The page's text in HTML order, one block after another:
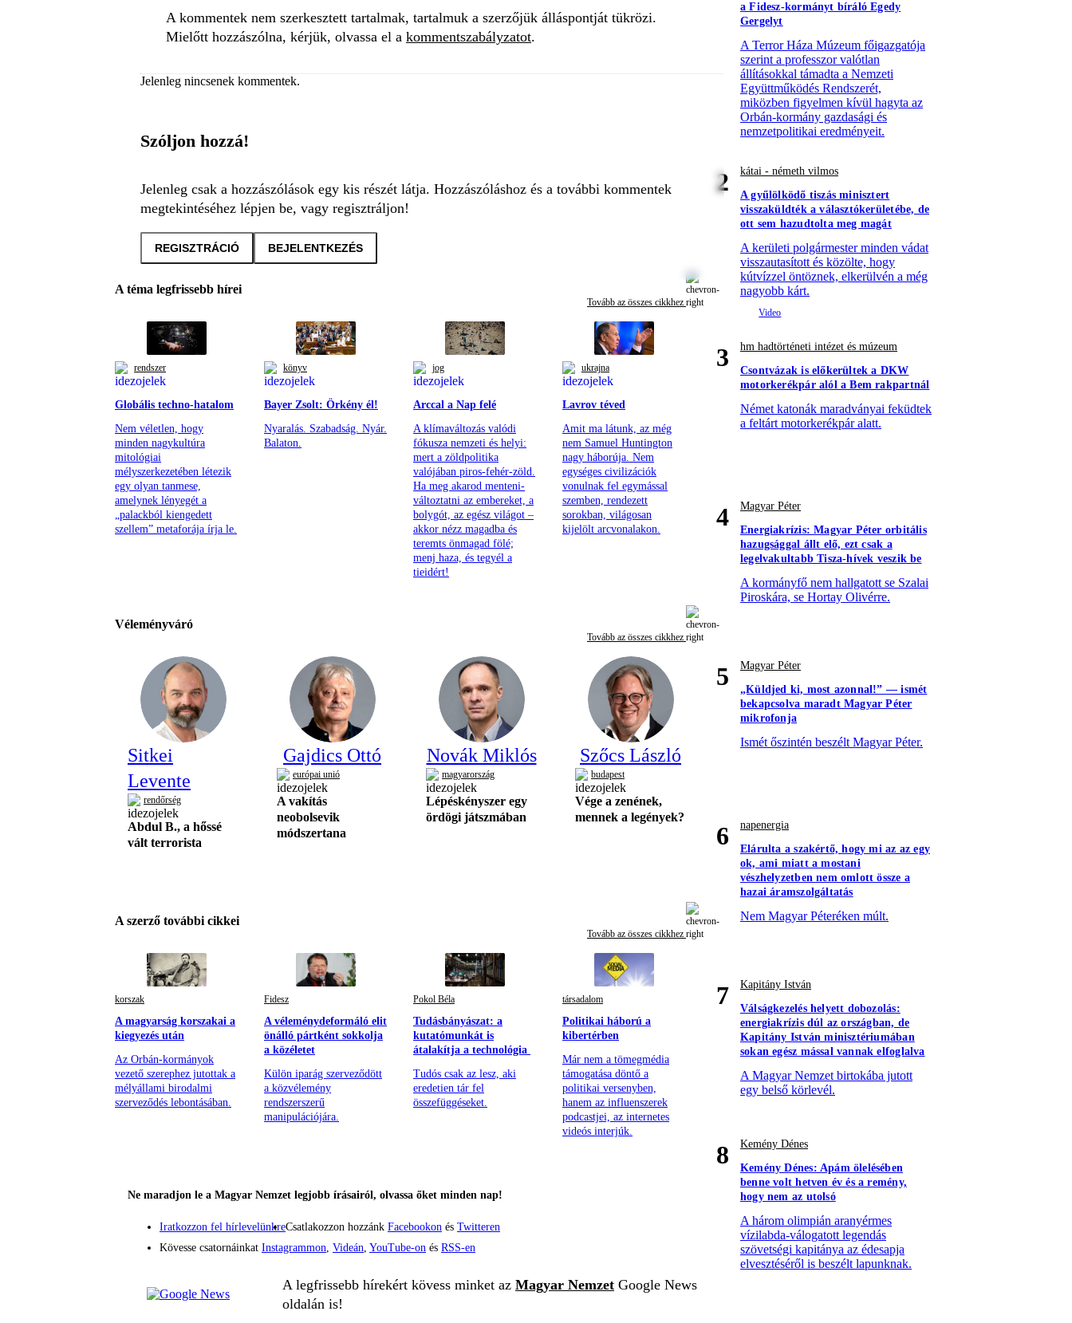
A kommentek nem szerkesztett tartalmak, tartalmuk a szerzőjük álláspontját tükrözi.
Mielőtt hozzászólna, kérjük, olvassa el a kommentszabályzatot.
Jelenleg nincsenek kommentek.
Szóljon hozzá!
Jelenleg csak a hozzászólások egy kis részét látja. Hozzászóláshoz és a további kommentek
megtekintéséhez lépjen be, vagy regisztráljon!
REGISZTRÁCIÓ BEJELENTKEZÉS
A téma legfrissebb hírei
Tovább az összes cikkhez
rendszer
Globális techno-hatalom
Nem véletlen, hogy
minden nagykultúra
mitológiai
mélyszerkezetében létezik
egy olyan tanmese,
amelynek lényegét a
„palackból kiengedett
szellem” metaforája írja le.
könyv
Bayer Zsolt: Örkény él!
Nyaralás. Szabadság. Nyár.
Balaton.
jog
Arccal a Nap felé
A klímaváltozás valódi
fókusza nemzeti és helyi:
mert a zöldpolitika
valójában piros-fehér-zöld.
Ha meg akarod menteni-
változtatni az embereket, a
bolygót, az egész világot –
akkor nézz magadba és
teremts önmagad fölé;
menj haza, és tegyél a
tieidért!
ukrajna
Lavrov téved
Amit ma látunk, az még
nem Samuel Huntington
nagy háborúja. Nem
egységes civilizációk
vonulnak fel egymással
szemben, rendezett
sorokban, világosan
kijelölt arcvonalakon.
Véleményváró
Tovább az összes cikkhez
Sitkei
Levente
rendőrség
Abdul B., a hőssé
vált terrorista
Gajdics Ottó
európai unió
A vakítás
neobolsevik
módszertana
Novák Miklós
magyarország
Lépéskényszer egy
ördögi játszmában
Szőcs László
budapest
Vége a zenének,
mennek a legények?
A szerző további cikkei
Tovább az összes cikkhez
korszak
A magyarság korszakai a
kiegyezés után
Az Orbán-kormányok
vezető szerephez jutottak a
mélyállami birodalmi
szerveződés lebontásában.
Fidesz
A véleménydeformáló elit
önálló pártként sokkolja
a közéletet
Külön iparág szerveződött
a közvélemény
rendszerszerű
manipulációjára.
Pokol Béla
Tudásbányászat: a
kutatómunkát is
átalakítja a technológia
Tudós csak az lesz, aki
eredetien tár fel
összefüggéseket.
társadalom
Politikai háború a
kibertérben
Már nem a tömegmédia
támogatása döntő a
politikai versenyben,
hanem az influenszerek
podcastjei, az internetes
videós interjúk.
Ne maradjon le a Magyar Nemzet legjobb írásairól, olvassa őket minden nap!
Iratkozzon fel hírlevelünkreCsatlakozzon hozzánk Facebookon és Twitteren
Kövesse csatornáinkat Instagrammon, Videán, YouTube-on és RSS-en
A legfrissebb hírekért kövess minket az Magyar Nemzet Google News
oldalán is!
a Fidesz-kormányt bíráló Egedy
Gergelyt
A Terror Háza Múzeum főigazgatója
szerint a professzor valótlan
állításokkal támadta a Nemzeti
Együttműködés Rendszerét,
miközben figyelmen kívül hagyta az
Orbán-kormány gazdasági és
nemzetpolitikai eredményeit.
2
kátai - németh vilmos
A gyűlölködő tiszás minisztert
visszaküldték a választókerületébe, de
ott sem hazudtolta meg magát
A kerületi polgármester minden vádat
visszautasított és közölte, hogy
kútvízzel öntöznek, elkerülvén a még
nagyobb kárt.
3
hm hadtörténeti intézet és múzeum
Csontvázak is előkerültek a DKW
motorkerékpár alól a Bem rakpartnál
Német katonák maradványai feküdtek
a feltárt motorkerékpár alatt.
4
Magyar Péter
Energiakrízis: Magyar Péter orbitális
hazugsággal állt elő, ezt csak a
legelvakultabb Tisza-hívek veszik be
A kormányfő nem hallgatott se Szalai
Piroskára, se Hortay Olivérre.
5
Magyar Péter
„Küldjed ki, most azonnal!” — ismét
bekapcsolva maradt Magyar Péter
mikrofonja
Ismét őszintén beszélt Magyar Péter.
6
napenergia
Elárulta a szakértő, hogy mi az az egy
ok, ami miatt a mostani
vészhelyzetben nem omlott össze a
hazai áramszolgáltatás
Nem Magyar Péteréken múlt.
7
Kapitány István
Válságkezelés helyett dobozolás:
energiakrízis dúl az országban, de
Kapitány István minisztériumában
sokan egész mással vannak elfoglalva
A Magyar Nemzet birtokába jutott
egy belső körlevél.
8
Kemény Dénes
Kemény Dénes: Apám ölelésében
benne volt hetven év és a remény,
hogy nem az utolsó
A három olimpián aranyérmes
vízilabda-válogatott legendás
szövetségi kapitánya az édesapja
elvesztéséről is beszélt lapunknak.